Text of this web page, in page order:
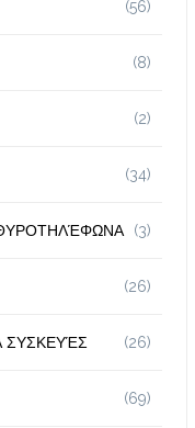
(56)
(8)
(2)
(34)
(3)
(26)
ΣΥΣΚΕΥΈΣ (26)
(69)